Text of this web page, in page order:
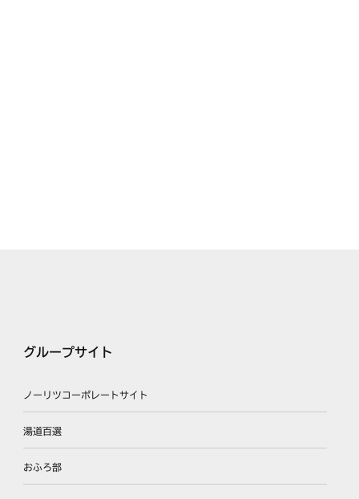
グループサイト
ノーリツコーポレートサイト
湯道百選
おふろ部